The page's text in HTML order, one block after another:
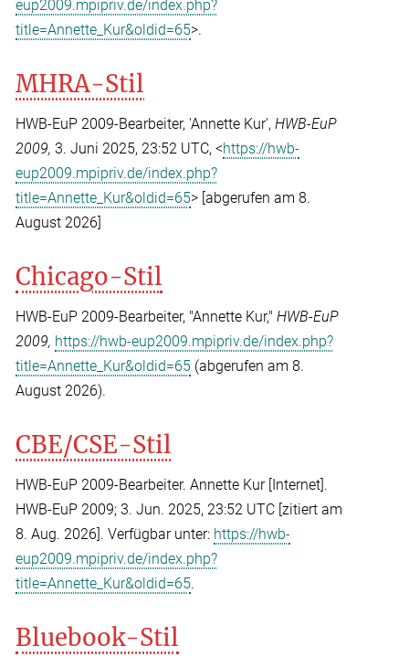
eup2009.mpipriv.de/index.php?
title=Annette_Kur&oldid=65>.
MHRA-Stil
HWB-EuP 2009-Bearbeiter, 'Annette Kur',HWB-EuP
2009, 3. Juni 2025, 23:52 UTC, <https://hwb-
eup2009.mpipriv.de/index.php?
title=Annette_Kur&oldid=65> [abgerufen am 8.
August 2026]
Chicago-Stil
HWB-EuP 2009-Bearbeiter, "Annette Kur,"HWB-EuP
2009, https://hwb-eup2009.mpipriv.de/index.php?
title=Annette_Kur&oldid=65 (abgerufen am 8.
August 2026).
CBE/CSE-Stil
HWB-EuP 2009-Bearbeiter. Annette Kur [Internet].
HWB-EuP 2009; 3. Jun. 2025, 23:52 UTC [zitiert am
8. Aug. 2026]. Verfügbar unter: https://hwb-
eup2009.mpipriv.de/index.php?
title=Annette_Kur&oldid=65.
Bluebook-Stil